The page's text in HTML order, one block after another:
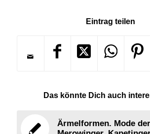
Eintrag teilen
Das könnte Dich auch
Ärmelformen. Mode